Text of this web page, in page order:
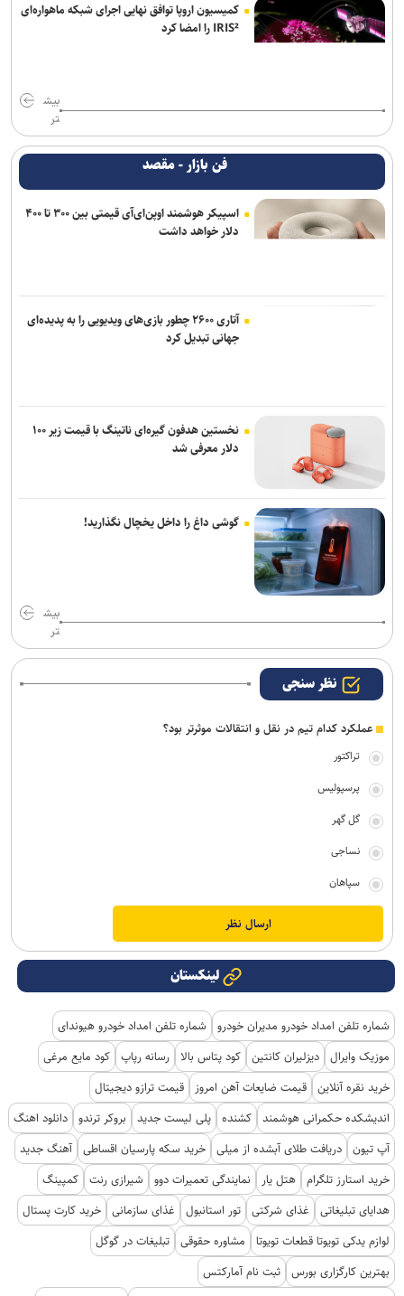
کمیسیون اروپا توافق نهایی اجرای شبکه ماهواره‌ای
IRIS² را امضا کرد
بیش
تر
فن بازار - مقصد
اسپیکر هوشمند اوپن‌ای‌آی قیمتی بین ۳۰۰ تا ۴۰۰
دلار خواهد داشت
آتاری ۲۶۰۰ چطور بازی‌های ویدیویی را به پدیده‌ای
جهانی تبدیل کرد
نخستین هدفون گیره‌ای ناتینگ با قیمت زیر ۱۰۰
دلار معرفی شد
گوشی داغ را داخل یخچال نگذارید!
بیش
تر
نظر سنجی
عملکرد کدام تیم در نقل و انتقالات موثرتر بود؟
تراکتور
پرسپولیس
گل گهر
نساجی
سپاهان
لینکستان
شماره تلفن امداد خودرو مدیران خودرو
شماره تلفن امداد خودرو هیوندای
موزیک وایرال دیزلیران کانتین کود پتاس بالا رسانه رپاپ کود مایع مرغی
خرید نقره آنلاین قیمت ضایعات آهن امروز
قیمت ترازو دیجیتال
اندیشکده حکمرانی هوشمند کشنده پلی لیست جدید بروکر ترندو دانلود اهنگ
آپ تیون دریافت طلای آبشده از میلی خرید سکه پارسیان اقساطی آهنگ جدید
خرید استارز تلگرام هتل یار نمایندگی تعمیرات دوو شیرازی رنت کمپینگ
هدایای تبلیغاتی
غذای شرکتی تور استانبول غذای سازمانی خرید کارت پستال
لوازم یدکی تویوتا قطعات تویوتا
مشاوره حقوقی تبلیغات در گوگل
بهترین کارگزاری بورس ثبت نام آمارکتس